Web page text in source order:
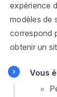
expérience
modèles de
correspond
obtenir un
Vous